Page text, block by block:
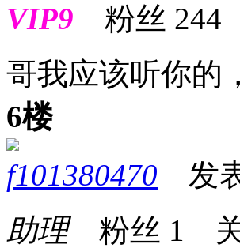
VIP9 粉丝 244
哥我应该听你的
6楼
f101380470 发
助理粉丝 1